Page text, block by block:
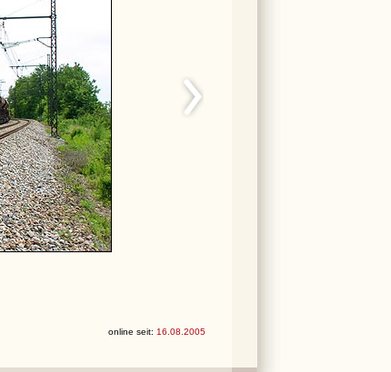
online seit: 16.08.2005